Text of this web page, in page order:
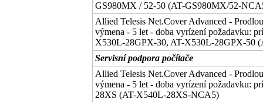
GS980MX / 52-50 (AT-GS980MX/52-
Allied Telesis Net.Cover Advanced -
výmena - 5 let - doba vyrízení požadavku:
X530L-28GPX-30, AT-X530L-28GPX-50
Servisní podpora počítače
Allied Telesis Net.Cover Advanced -
výmena - 5 let - doba vyrízení požadavku:
28XS (AT-X540L-28XS-NCA5)